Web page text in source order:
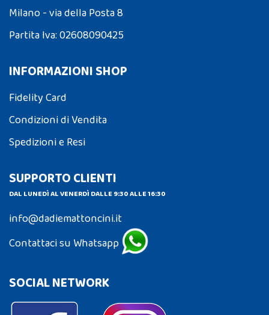
Milano - via della Posta 8
Partita Iva: 02608090425
INFORMAZIONI SHOP
Fidelity Card
Condizioni di Vendita
Spedizioni e Resi
SUPPORTO CLIENTI
DAL LUNEDÌ AL VENERDÌ DALLE 9:30 ALLE 16:30
info@dadiemattoncini.it
Contattaci su Whatsapp
SOCIAL NETWORK